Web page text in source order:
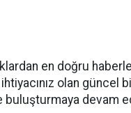
en doğru
olan güncel
buluşturmaya devam